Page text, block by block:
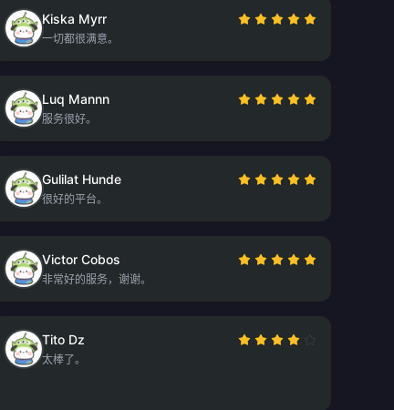
Kiska Myrr
一切都很满意。
Luq Mannn
服务很好。
Gulilat Hunde
很好的平台。
Victor Cobos
非常好的服务，谢谢。
Tito Dz
太棒了。